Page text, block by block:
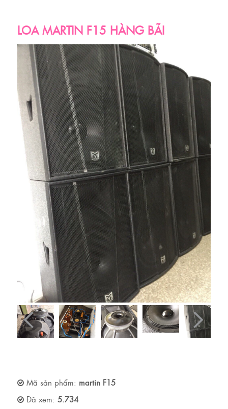
LOA MARTIN F15 HÀNG BÃI
Mã sản phẩm: martin F15
Đã xem: 5.734